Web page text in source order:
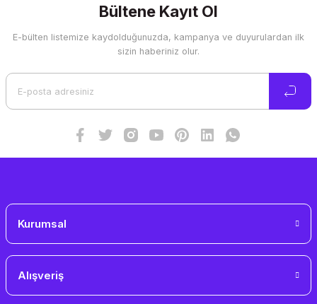
Görüş ve önerileriniz için teşekkür ederiz.
Ürün resmi kalitesiz, bozuk veya görüntülenemiyor.
Bültene Kayıt Ol
E-bülten listemize kaydolduğunuzda, kampanya ve duyurulardan ilk
sizin haberiniz olur.
Kurumsal
Alışveriş